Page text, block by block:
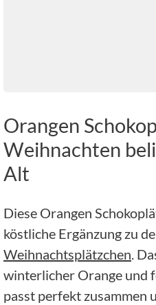
Orangen
Weihnachten
Alt
Diese Orangen
köstliche Ergänzung zu
Weihnachtsplätzchen .
winterlicher Orange und
passt perfekt zusammen